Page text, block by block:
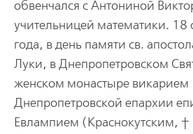
обвенчался с Антониной
учительницей математики. 18
года, в день памяти св.
Луки, в Днепропетровском
женском монастыре викарием
Днепропетровской епархии
Евлампием (Краснокутским,